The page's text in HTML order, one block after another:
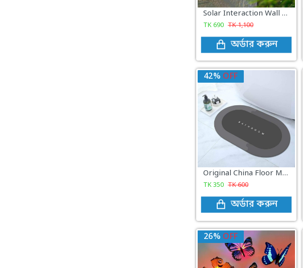
Solar Interaction Wall Lamp
TK690 TK1,100
অর্ডার করুন
42% OFF
Original China Floor Mat - grey colour
TK350 TK600
অর্ডার করুন
26% OFF